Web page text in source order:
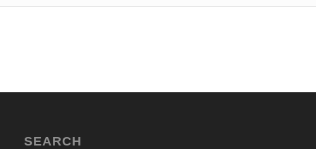
SEARCH